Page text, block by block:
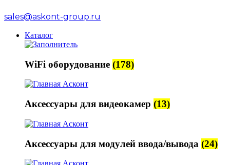
sales@askont-group.ru
Каталог
WiFi оборудование (178)
Аксессуары для видеокамер (13)
Аксессуары для модулей ввода/вывода (24)